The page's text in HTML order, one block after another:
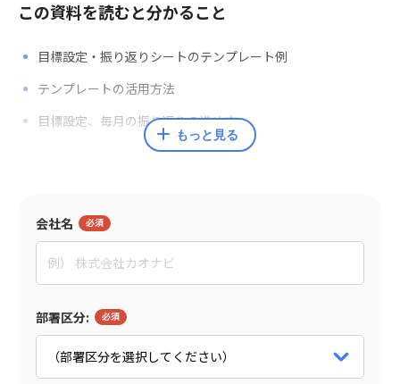
この資料を読むと分かること
目標設定・振り返りシートのテンプレート例
テンプレートの活用方法
目標設定、毎月の振り返りの進め方
島森 俊央
グローセンパートナー
もっと見る
会社名
部署区分: